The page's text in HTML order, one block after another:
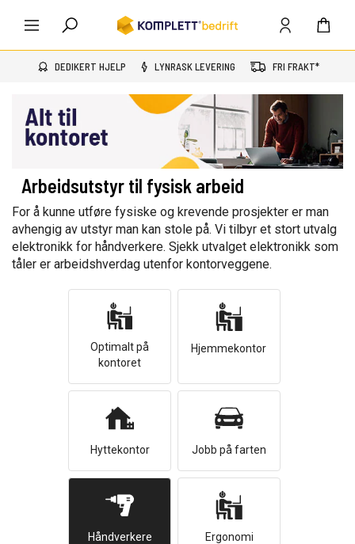
DEDIKERT HJELP LYNRASK LEVERING FRI FRAKT*
Arbeidsutstyr til fysisk arbeid
For å kunne utføre fysiske og krevende prosjekter er man
avhengig av utstyr man kan stole på. Vi tilbyr et stort utvalg
elektronikk for håndverkere. Sjekk utvalget elektronikk som
tåler er arbeidshverdag utenfor kontorveggene.
Optimalt på
kontoret
Hjemmekontor
Hyttekontor Jobb på farten
Håndverkere Ergonomi